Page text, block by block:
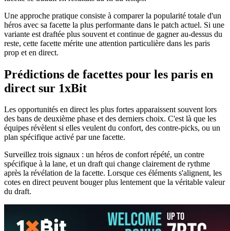
Une approche pratique consiste à comparer la popularité totale d'un
héros avec sa facette la plus performante dans le patch actuel. Si une
variante est draftée plus souvent et continue de gagner au-dessus du
reste, cette facette mérite une attention particulière dans les paris
prop et en direct.
Prédictions de facettes pour les paris en
direct sur 1xBit
Les opportunités en direct les plus fortes apparaissent souvent lors
des bans de deuxième phase et des derniers choix. C'est là que les
équipes révèlent si elles veulent du confort, des contre-picks, ou un
plan spécifique activé par une facette.
Surveillez trois signaux : un héros de confort répété, un contre
spécifique à la lane, et un draft qui change clairement de rythme
après la révélation de la facette. Lorsque ces éléments s'alignent, les
cotes en direct peuvent bouger plus lentement que la véritable valeur
du draft.